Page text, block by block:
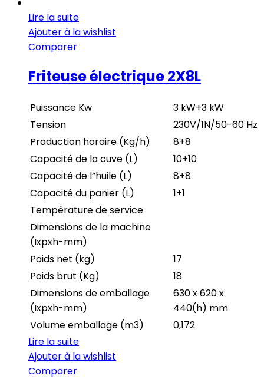
Lire la suite
Ajouter à la wishlist
Comparer
Friteuse électrique 2X8L
Puissance Kw
3 kW+3 kW
Tension
230V/1N/50-60 Hz
Production horaire (Kg/h)
8+8
Capacité de la cuve (L)
10+10
Capacité de l”huile (L)
8+8
Capacité du panier (L)
1+1
Température de service
Dimensions de la machine
(Ixpxh-mm)
Poids net (kg)
17
Poids brut (Kg)
18
Dimensions de emballage
(Ixpxh-mm)
630 x 620 x
440(h) mm
Volume emballage (m3)
0,172
Lire la suite
Ajouter à la wishlist
Comparer